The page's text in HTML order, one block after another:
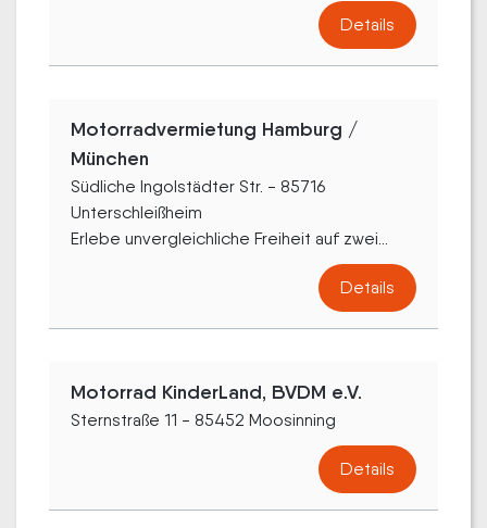
Details
Motorradvermietung Hamburg /
München
Südliche Ingolstädter Str. - 85716
Unterschleißheim
Erlebe unvergleichliche Freiheit auf zwei...
Details
Motorrad KinderLand, BVDM e.V.
Sternstraße 11 - 85452 Moosinning
Details